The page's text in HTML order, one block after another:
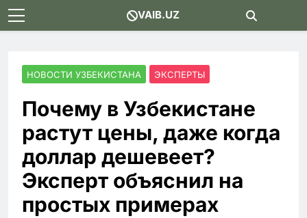
Skip
to
VAIB.UZ
НОВОСТИ УЗБЕКИСТАНА ЭКСПЕРТЫ
Почему в Узбекистане
растут цены, даже когда
доллар дешевеет?
Эксперт объяснил на
простых примерах